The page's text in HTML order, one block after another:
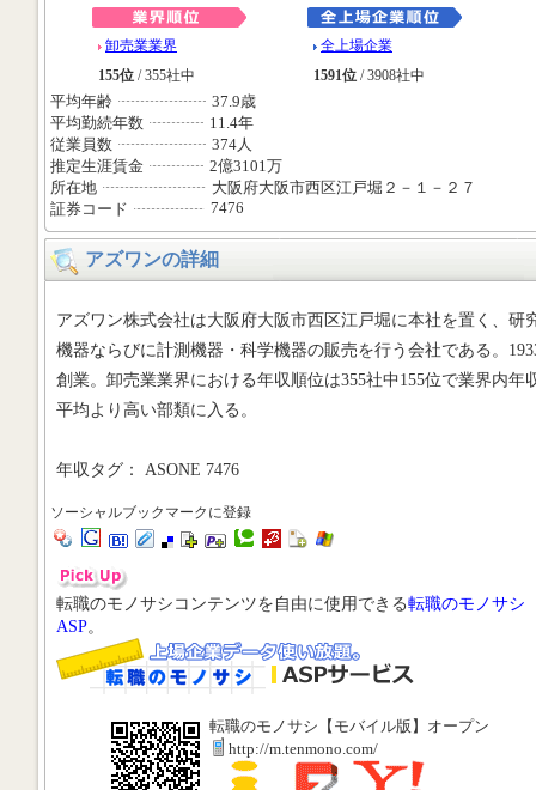
卸売業業界
155位 / 355社中
全上場企業
1591位 / 3908社中
平均年齢
37.9歳
平均勤続年数
11.4年
従業員数
374人
推定生涯賃金
2億3101万
所在地
大阪府大阪市西区江戸堀２－１－２７
証券コード
7476
アズワンの詳細
アズワン株式会社は大阪府大阪市西区江戸堀に本社を置く、研
機器ならびに計測機器・科学機器の販売を行う会社である。
創業。卸売業業界における年収順位は355社中155位で業界内年
平均より高い部類に入る。
年収タグ： ASONE 7476
ソーシャルブックマークに登録
転職のモノサシコンテンツを自由に使用できる転職のモノサシ
ASP。
転職のモノサシ【モバイル版】オープン
http://m.tenmono.com/